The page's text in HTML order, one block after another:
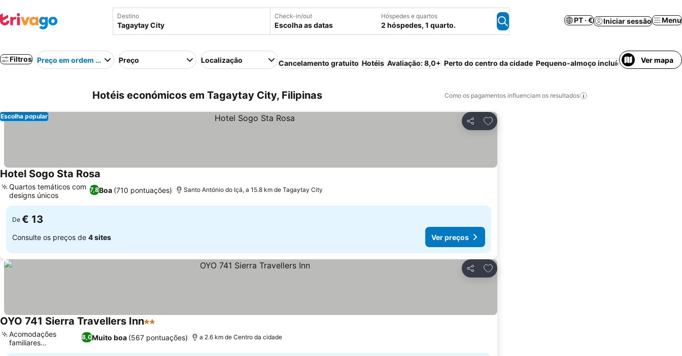
Destino Check-in/out
Escolha as datas
Hóspedes e quartos
2 hóspedes, 1 quarto.
PT · € Iniciar sessão Menu
Filtros Preço em ordem crescentePreço Localização Cancelamento gratuito Hotéis Avaliação: 8,0+ Perto do centro da cidade Pequeno-almoço incluído Piscina Resort
Ver mapa
Hotéis económicos em Tagaytay City, Filipinas Como os pagamentos influenciam os resultados
Partilhar
Adicionar aos favoritos
Escolha popular
Hotel Sogo Sta Rosa
7,8Boa (710 pontuações)
Quartos temáticos com
designs únicos
Santo António do Içá, a 15.8 km de Tagaytay City
De € 13
Consulte os preços de 4 sites Ver preços
Partilhar
Adicionar aos favoritos
OYO 741 Sierra Travellers Inn2 Estrelas
8,0Muito boa (567 pontuações)
Acomodações
familiares
econômicas
a 2.6 km de Centro da cidade